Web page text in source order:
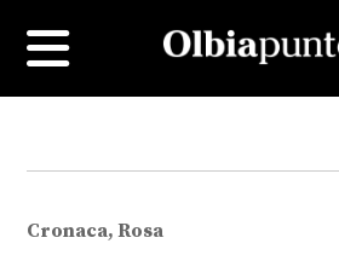
Cronaca, Rosa